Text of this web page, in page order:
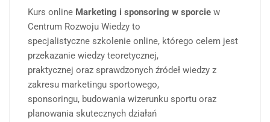
Kurs online Marketing i sponsoring w sporcie w
Centrum Rozwoju Wiedzy to
specjalistyczne szkolenie online, którego celem jest
przekazanie wiedzy teoretycznej,
praktycznej oraz sprawdzonych źródeł wiedzy z
zakresu marketingu sportowego,
sponsoringu, budowania wizerunku sportu oraz
planowania skutecznych działań